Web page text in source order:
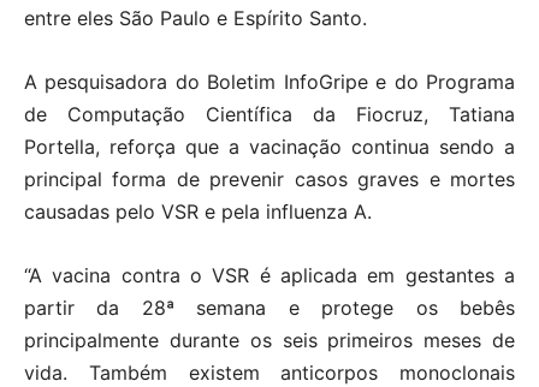
entre eles São Paulo e Espírito Santo.
A pesquisadora do Boletim InfoGripe e do Programa
de Computação Científica da Fiocruz, Tatiana
Portella, reforça que a vacinação continua sendo a
principal forma de prevenir casos graves e mortes
causadas pelo VSR e pela influenza A.
“A vacina contra o VSR é aplicada em gestantes a
partir da 28ª semana e protege os bebês
principalmente durante os seis primeiros meses de
vida. Também existem anticorpos monoclonais